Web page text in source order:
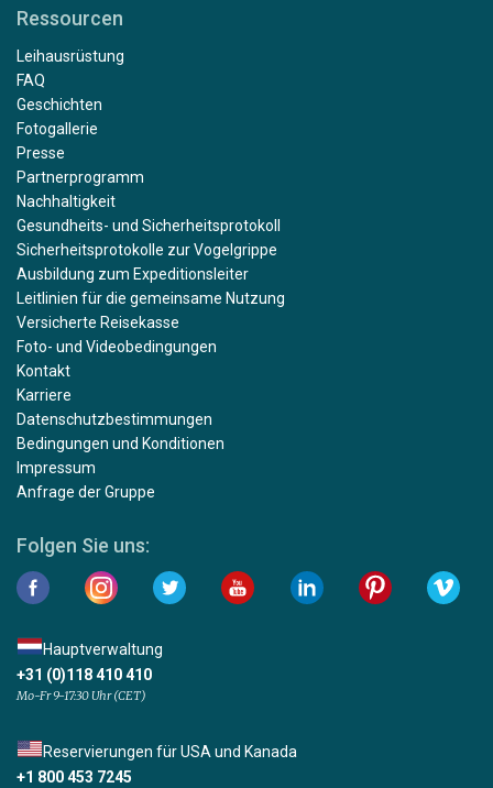
Ressourcen
Leihausrüstung
FAQ
Geschichten
Fotogallerie
Presse
Partnerprogramm
Nachhaltigkeit
Gesundheits- und Sicherheitsprotokoll
Sicherheitsprotokolle zur Vogelgrippe
Ausbildung zum Expeditionsleiter
Leitlinien für die gemeinsame Nutzung
Versicherte Reisekasse
Foto- und Videobedingungen
Kontakt
Karriere
Datenschutzbestimmungen
Bedingungen und Konditionen
Impressum
Anfrage der Gruppe
Folgen Sie uns:
Hauptverwaltung
+31 (0)118 410 410
Mo-Fr 9-17:30 Uhr (CET)
Reservierungen für USA und Kanada
+1 800 453 7245